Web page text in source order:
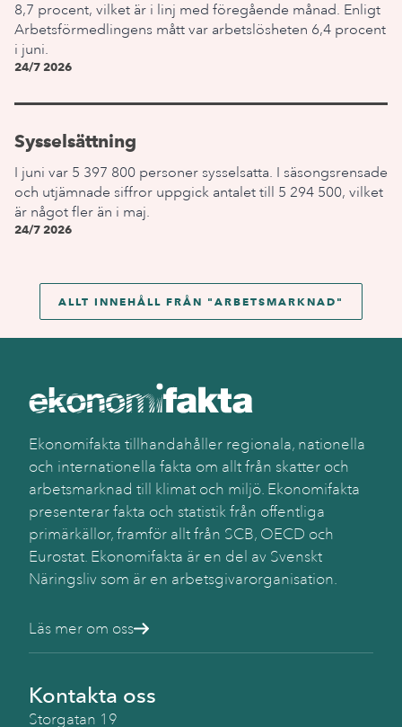
8,7 procent, vilket är i linj med föregående månad. Enligt
Arbetsförmedlingens mått var arbetslösheten 6,4 procent
i juni.
24/7 2026
Sysselsättning
I juni var 5 397 800 personer sysselsatta. I säsongsrensade
och utjämnade siffror uppgick antalet till 5 294 500, vilket
är något fler än i maj.
24/7 2026
ALLT INNEHÅLL FRÅN " ARBETSMARKNAD "
Ekonomifakta tillhandahåller regionala, nationella
och internationella fakta om allt från skatter och
arbetsmarknad till klimat och miljö. Ekonomifakta
presenterar fakta och statistik från offentliga
primärkällor, framför allt från SCB, OECD och
Eurostat. Ekonomifakta är en del av Svenskt
Näringsliv som är en arbetsgivarorganisation.
Läs mer om oss
Kontakta oss
Storgatan 19